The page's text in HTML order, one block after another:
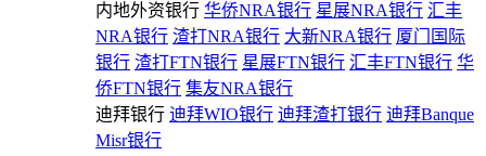
内地外资银行 华侨NRA银行 星展NRA银行 汇丰
NRA银行 渣打NRA银行 大新NRA银行 厦门国际
银行 渣打FTN银行 星展FTN银行 汇丰FTN银行 华
侨FTN银行 集友NRA银行
迪拜银行 迪拜WIO银行 迪拜渣打银行 迪拜Banque
Misr银行